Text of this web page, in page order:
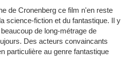
de Cronenberg ce film n'en reste
science-fiction et du fantastique. Il y
de long-métrage de
Des acteurs convaincants
particulière au genre fantastique